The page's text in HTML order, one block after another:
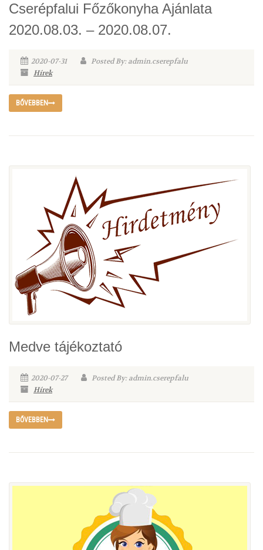
Cserépfalui Főzőkonyha Ajánlata
2020.08.03. – 2020.08.07.
2020-07-31
Posted By: admin.cserepfalu
Hírek
BŐVEBBEN
Medve tájékoztató
2020-07-27
Posted By: admin.cserepfalu
Hírek
BŐVEBBEN